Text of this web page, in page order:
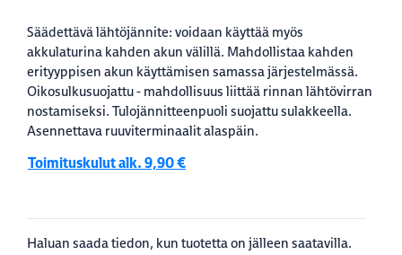
Säädettävä lähtöjännite: voidaan käyttää myös
akkulaturina kahden akun välillä. Mahdollistaa kahden
erityyppisen akun käyttämisen samassa järjestelmässä.
Oikosulkusuojattu - mahdollisuus liittää rinnan lähtövirran
nostamiseksi. Tulojännitteenpuoli suojattu sulakkeella.
Asennettava ruuviterminaalit alaspäin.
Toimituskulut alk. 9,90 €
Haluan saada tiedon, kun tuotetta on jälleen saatavilla.